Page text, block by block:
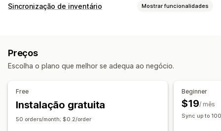
Gestão de listagens
Carregamento em lote
Análise de dados de listagens
Gestão de encomendas
Processamento em vários locais
Encomendas em lote
Sincronização de encomendas
Sincronização de inventário Mostrar funcionalidades
SKUs Códigos de barras
Automático Manual Em lote Em tempo real Programado
Alertas automáticos
Atualizações de encomendas
Preços
Escolha o plano que melhor se adequa ao negócio.
Free
Instalação gratuita
50 orders/month; $0.2/order
Beginner
$19/ mês
Sync up to